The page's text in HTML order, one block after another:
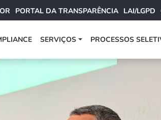
PORTAL DA TRANSPARÊNCIA LAI/LGPD
SERVIÇOS PROCESSOS